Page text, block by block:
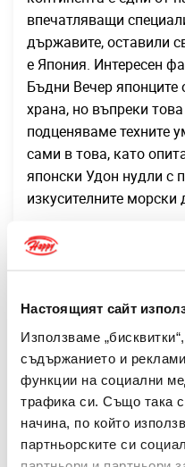
Настоящият сайт
Използваме
съдържанието и
функции на социални
трафика си. Също така
начина, по който
партньорските си
впечатляващи
държавите, оставили
е Япония. Интересен
Бъдни Вечер японците
храна, но въпреки
подценяваме техните
сами в това, като
японски Удон нудли с
изкусителните морски
В последни години
синоним на лято,
изключително
Това е страна, която
посещаваме, за да
слънцето, придружени
прозрачност на